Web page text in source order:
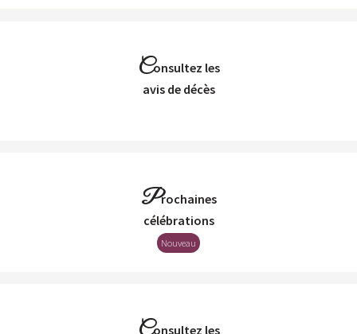
Consultez les
Avis de décès
Prochaines
Célébrations
Nouveau
onsultez les